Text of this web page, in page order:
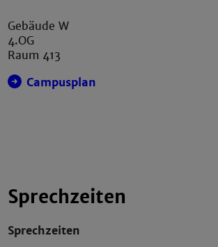
Gebäude W
4.OG
Raum 413
Campusplan
Sprechzeiten
Sprechzeiten